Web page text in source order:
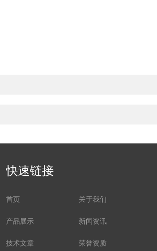
快速链接
首页 关于我们
产品展示 新闻资讯
技术文章 荣誉资质